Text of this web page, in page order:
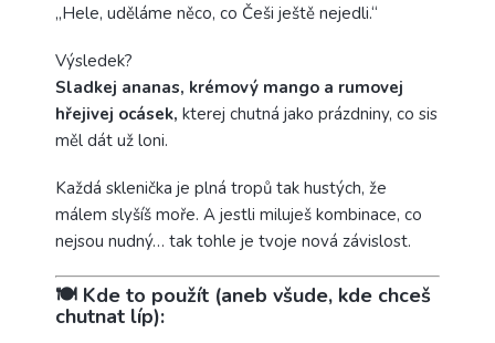
„Hele, uděláme něco, co Češi ještě nejedli.“
Výsledek?
Sladkej ananas, krémový mango a rumovej
hřejivej ocásek, kterej chutná jako prázdniny, co sis
měl dát už loni.
Každá sklenička je plná tropů tak hustých, že
málem slyšíš moře. A jestli miluješ kombinace, co
nejsou nudný… tak tohle je tvoje nová závislost.
🍽️ Kde to použít (aneb všude, kde chceš
chutnat líp):